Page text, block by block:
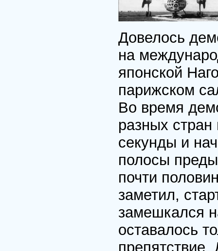
Довелось
на
японской
парижском
Во время
разных стран
секунды и
полосы
почти
заметил,
замешкался
оставалось